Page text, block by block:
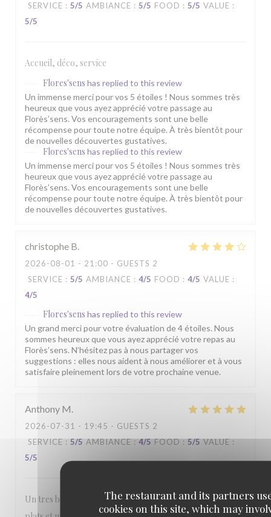
The restaurant and its partners
cookies on this site, which may
SERVICE : 5/5 AMBIANCE : 5/5 FOOD : 5/5 VALUE :
5/5
Accueil, déco, service
Flores'sens has replied to this review
Un immense merci pour vos 5 étoiles ! Nous sommes très
heureux que vous ayez apprécié votre passage au
Florès’sens. Vos encouragements sont une belle
récompense pour toute notre équipe. À très bientôt pour
de nouvelles découvertes gustatives.
Flores'sens has replied to this review
Un immense merci pour vos 5 étoiles ! Nous sommes très
heureux que vous ayez apprécié votre passage au
Florès’sens. Vos encouragements sont une belle
récompense pour toute notre équipe. À très bientôt pour
de nouvelles découvertes gustatives.
christophe B
2026-08-01 - 21:00 - GUESTS 2
SERVICE : 5/5 AMBIANCE : 4/5 FOOD : 4/5 VALUE :
4/5
Flores'sens has replied to this review
Un grand merci pour votre évaluation de 4 étoiles. Nous
sommes heureux que vous ayez apprécié votre repas au
Florès’sens. N’hésitez pas à nous partager vos
suggestions : elles nous aident à nous améliorer et à vous
satisfaire pleinement lors de votre prochaine venue.
Anthony M
2026-07-31 - 19:45 - GUESTS 2
SERVICE: 5/5 AMBIANCE: 4/5 FOOD: 5/5 VALUE:
5/5
Un tres bon rapport qualité prix. Belle presentation des